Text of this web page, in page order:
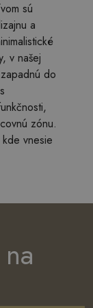
sú
a
v našej
do
zónu.
vnesie